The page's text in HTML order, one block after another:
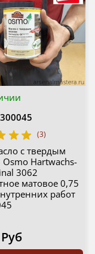
(3)
с твердым
Osmo Hartwachs-
3062
матовое 0,75
работ